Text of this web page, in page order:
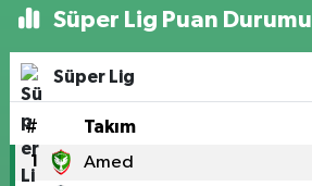
Süper Lig Puan Durumu
Süper Lig
# Takım
1 Amed